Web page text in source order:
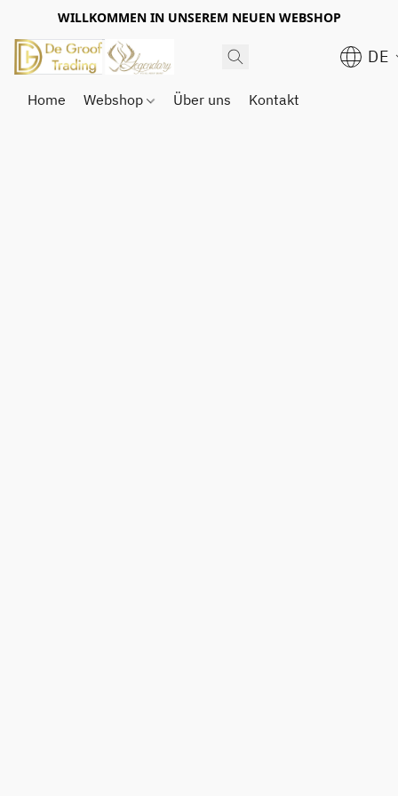
WILLKOMMEN IN UNSEREM NEUEN WEBSHOP
DE
Home Webshop Über uns Kontakt